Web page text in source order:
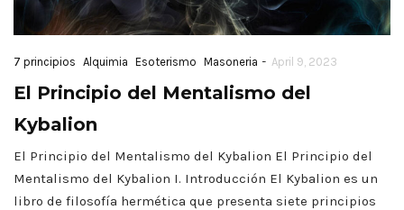
7 principios Alquimia Esoterismo Masoneria - April 9, 2023
El Principio del Mentalismo del
Kybalion
El Principio del Mentalismo del Kybalion El Principio del
Mentalismo del Kybalion I. Introducción El Kybalion es un
libro de filosofía hermética que presenta siete principios